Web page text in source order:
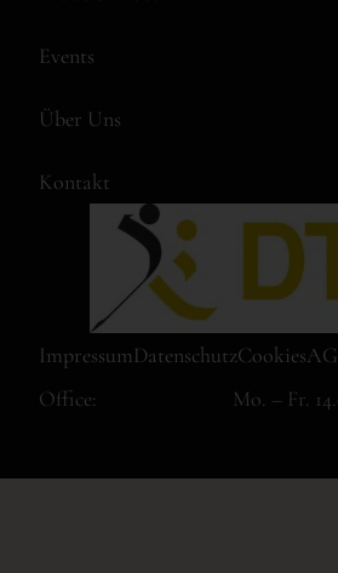
Events
Über Uns
Kontakt
ImpressumDatenschutzCookies
Office:
Mo. – Fr.